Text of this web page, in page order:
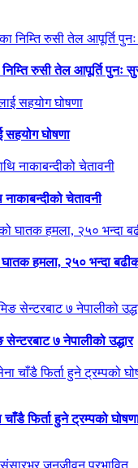
निम्ति रुसी तेल आपूर्ति पुनः
सहयोग घोषणा
नाकाबन्दीको चेतावनी
हमला, २५० भन्दा
सेन्टरबाट ७ नेपालीको उद्धार
फिर्ता हुने ट्रम्पको घोषणा,